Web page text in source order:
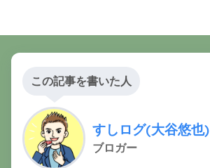
この記事を書いた人
すしログ(大谷悠也)
ブロガー